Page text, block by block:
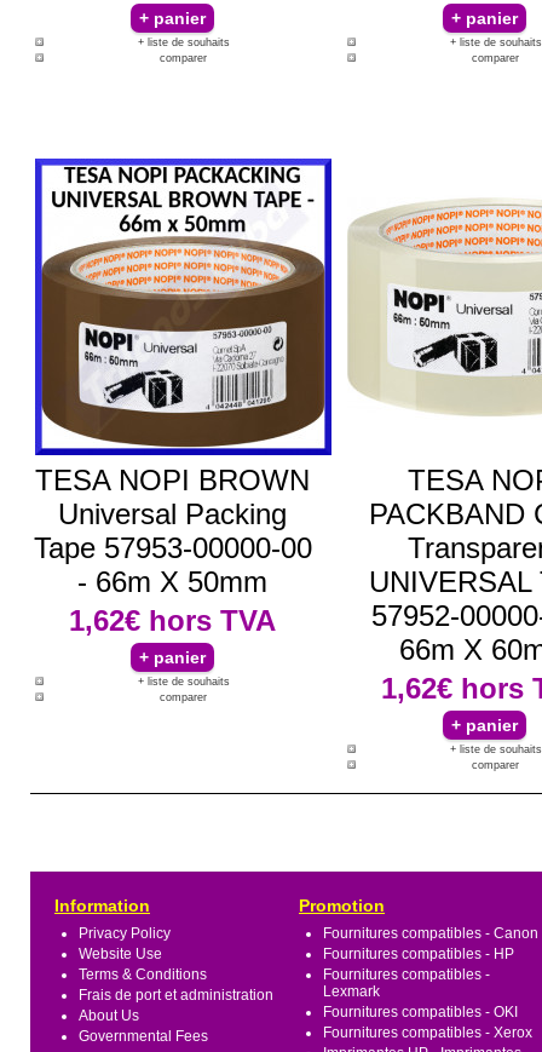
+ liste de souhaits
comparer
+ liste de souhaits
comparer
TESA NOPI BROWN
Universal Packing
Tape 57953-00000-00
- 66m X 50mm
1,62€ hors TVA
+ liste de souhaits
comparer
TESA
PACKBAND
UNIVERSAL
57952-
66m X
1,62€ hors
+ liste de souhaits
comparer
Information
Privacy Policy
Website Use
Terms & Conditions
Frais de port et administration
About Us
Governmental Fees
Promotion
Fournitures compatibles - Canon
Fournitures compatibles - HP
Fournitures compatibles -
Lexmark
Fournitures compatibles - OKI
Fournitures compatibles - Xerox